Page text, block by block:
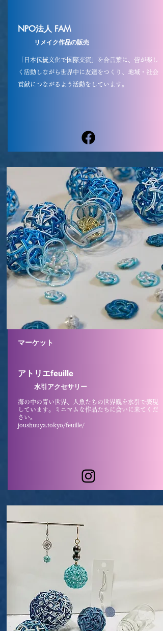
NPO法人 FAM
リメイク作品の販売
「日本伝統文化で国際交流」を合言葉に、皆が楽し
く活動しながら世界中に友達をつくり、地域・社会
貢献につながるよう活動をしています。
マーケット
アトリエfeuille
水引アクセサリー
海の中の青い世界、人魚たちの世界観を水引で表現
しています。ミニマムな作品たちに会いに来てくだ
さい。
joushuuya.tokyo/feuille/